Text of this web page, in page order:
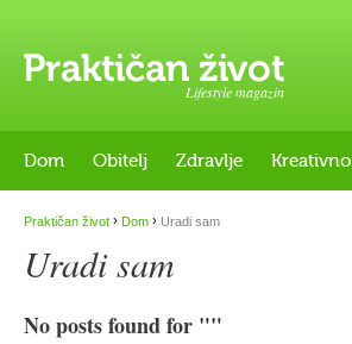
Lifestyle magazin
Dom Obitelj Zdravlje Kreativno
Praktičan život › Dom › Uradi sam
Uradi sam
No posts found for ""